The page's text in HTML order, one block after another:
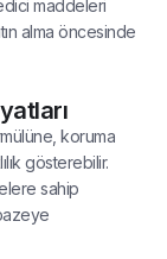
maddeleri
alma öncesinde
koruma
gösterebilir.
sahip